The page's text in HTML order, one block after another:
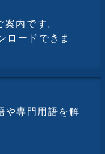
内です。
ロードできま
や専門用語を解